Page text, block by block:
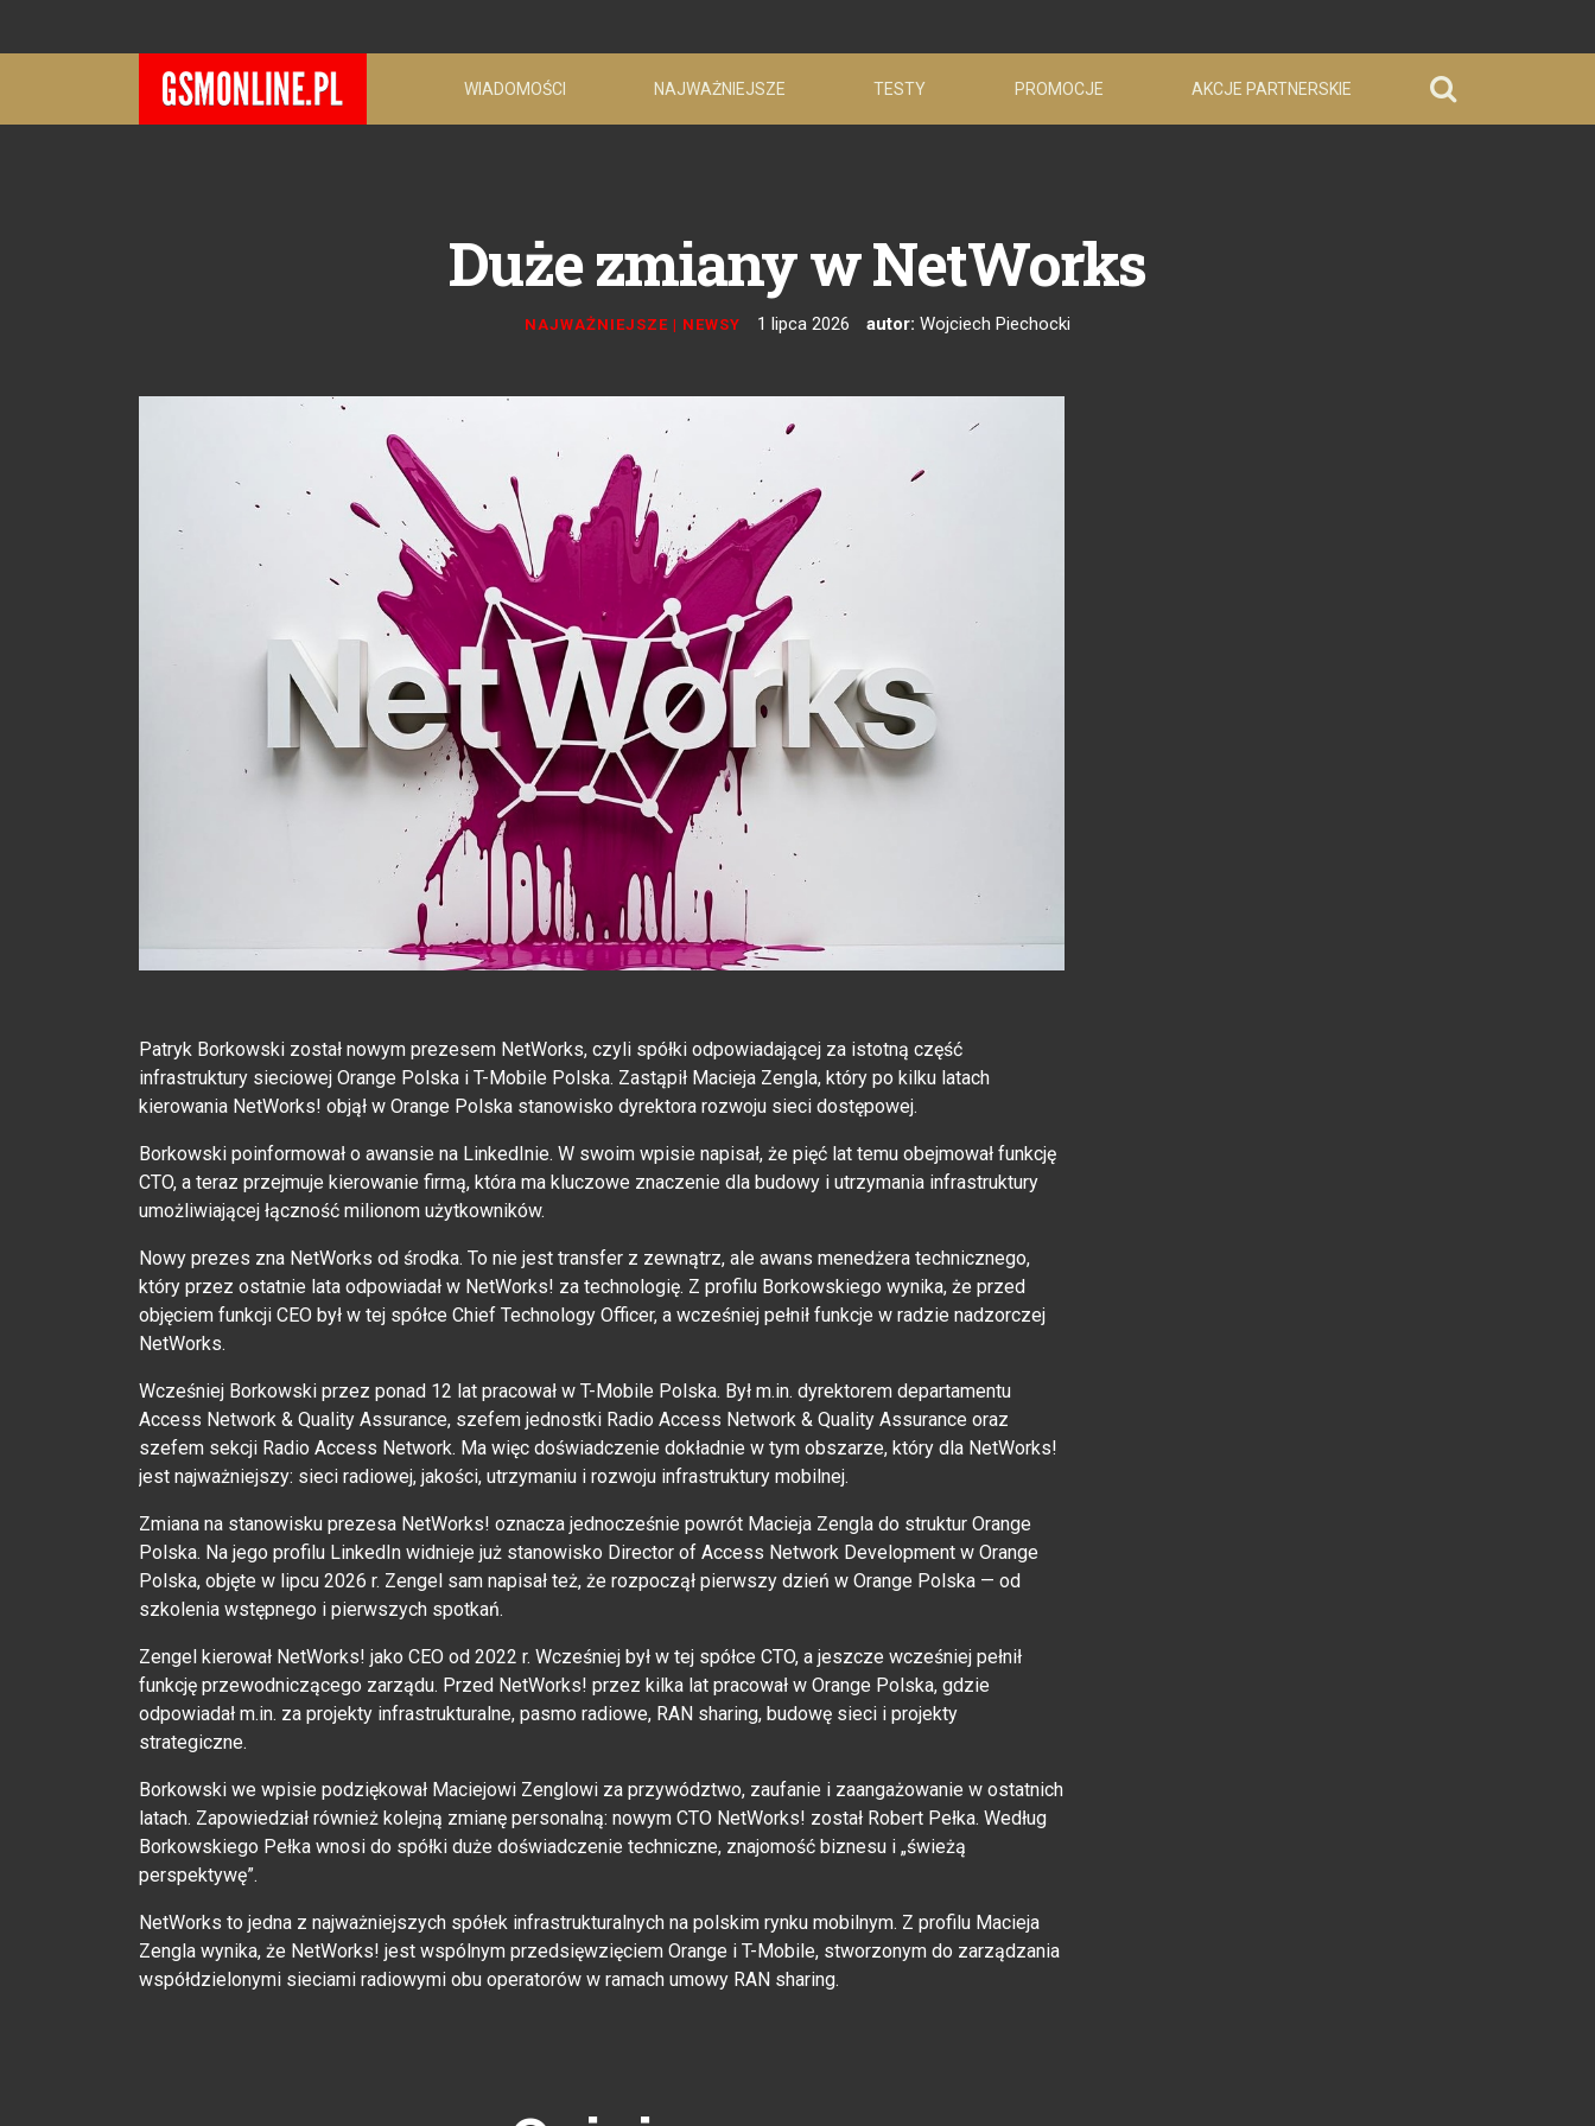
WIADOMOŚCI NAJWAŻNIEJSZE TESTY PROMOCJE AKCJE PARTNERSKIE
Duże zmiany w NetWorks
NAJWAŻNIEJSZE | NEWSY 1 lipca 2026 autor: Wojciech Piechocki
Patryk Borkowski został nowym prezesem NetWorks, czyli spółki odpowiadającej za istotną część
infrastruktury sieciowej Orange Polska i T-Mobile Polska. Zastąpił Macieja Zengla, który po kilku latach
kierowania NetWorks! objął w Orange Polska stanowisko dyrektora rozwoju sieci dostępowej.
Borkowski poinformował o awansie na LinkedInie. W swoim wpisie napisał, że pięć lat temu obejmował funkcję
CTO, a teraz przejmuje kierowanie firmą, która ma kluczowe znaczenie dla budowy i utrzymania infrastruktury
umożliwiającej łączność milionom użytkowników.
Nowy prezes zna NetWorks od środka. To nie jest transfer z zewnątrz, ale awans menedżera technicznego,
który przez ostatnie lata odpowiadał w NetWorks! za technologię. Z profilu Borkowskiego wynika, że przed
objęciem funkcji CEO był w tej spółce Chief Technology Officer, a wcześniej pełnił funkcje w radzie nadzorczej
NetWorks.
Wcześniej Borkowski przez ponad 12 lat pracował w T-Mobile Polska. Był m.in. dyrektorem departamentu
Access Network & Quality Assurance, szefem jednostki Radio Access Network & Quality Assurance oraz
szefem sekcji Radio Access Network. Ma więc doświadczenie dokładnie w tym obszarze, który dla NetWorks!
jest najważniejszy: sieci radiowej, jakości, utrzymaniu i rozwoju infrastruktury mobilnej.
Zmiana na stanowisku prezesa NetWorks! oznacza jednocześnie powrót Macieja Zengla do struktur Orange
Polska. Na jego profilu LinkedIn widnieje już stanowisko Director of Access Network Development w Orange
Polska, objęte w lipcu 2026 r. Zengel sam napisał też, że rozpoczął pierwszy dzień w Orange Polska — od
szkolenia wstępnego i pierwszych spotkań.
Zengel kierował NetWorks! jako CEO od 2022 r. Wcześniej był w tej spółce CTO, a jeszcze wcześniej pełnił
funkcję przewodniczącego zarządu. Przed NetWorks! przez kilka lat pracował w Orange Polska, gdzie
odpowiadał m.in. za projekty infrastrukturalne, pasmo radiowe, RAN sharing, budowę sieci i projekty
strategiczne.
Borkowski we wpisie podziękował Maciejowi Zenglowi za przywództwo, zaufanie i zaangażowanie w ostatnich
latach. Zapowiedział również kolejną zmianę personalną: nowym CTO NetWorks! został Robert Pełka. Według
Borkowskiego Pełka wnosi do spółki duże doświadczenie techniczne, znajomość biznesu i „świeżą
perspektywę”.
NetWorks to jedna z najważniejszych spółek infrastrukturalnych na polskim rynku mobilnym. Z profilu Macieja
Zengla wynika, że NetWorks! jest wspólnym przedsięwzięciem Orange i T-Mobile, stworzonym do zarządzania
współdzielonymi sieciami radiowymi obu operatorów w ramach umowy RAN sharing.